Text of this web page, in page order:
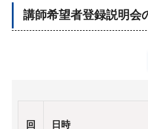
講師希望者登録説明会
回 日時